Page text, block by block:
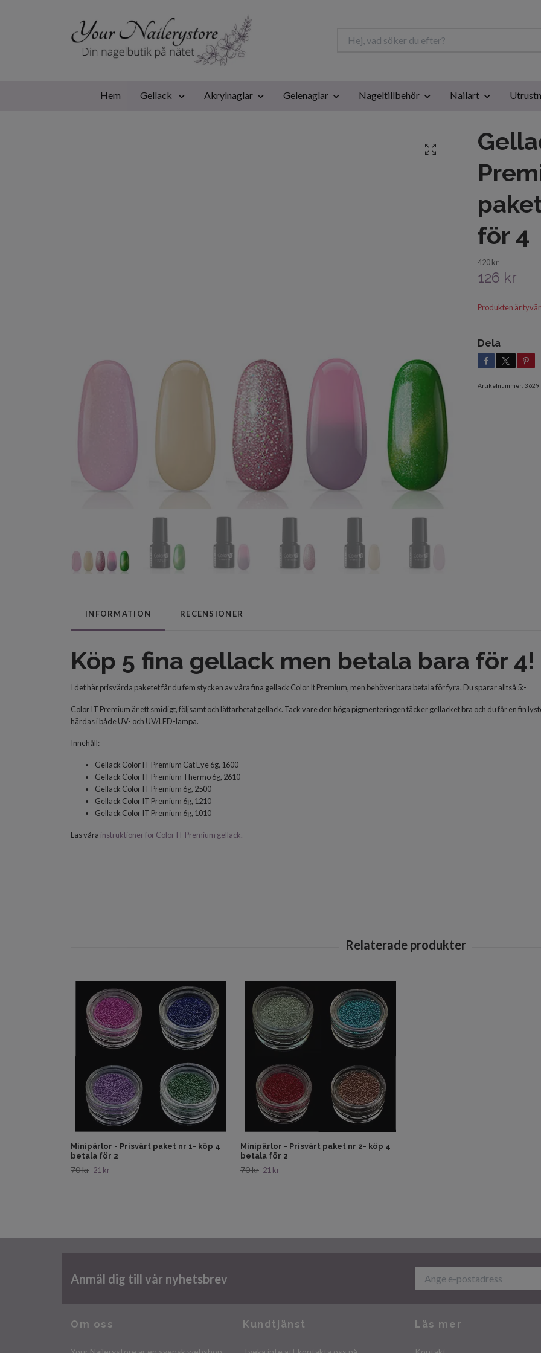
Hem Gellack Akrylnaglar Gelenaglar Nageltillbehör Nailart
för 4
420 kr
126 kr
Produkten är
Dela
Artikelnummer: 3629
INFORMATION RECENSIONER
Köp 5 fina gellack men betala bara för 4!
I det här prisvärda paketet får du fem stycken av våra fina gellack Color It Premium, men behöver bara betala för fyra. Du sparar alltså 5:-
Color IT Premium är ett smidigt, följsamt och lättarbetat gellack. Tack vare den höga pigmenteringen täcker gellacket bra och du får en fin
härdas i både UV- och UV/LED-lampa.
Innehåll:
Gellack Color IT Premium Cat Eye 6g, 1600
Gellack Color IT Premium Thermo 6g, 2610
Gellack Color IT Premium 6g, 2500
Gellack Color IT Premium 6g, 1210
Gellack Color IT Premium 6g, 1010
Läs våra instruktioner för Color IT Premium gellack.
Minipärlor - Prisvärt paket nr 1- köp 4
betala för 2
70 kr 21 kr
Minipärlor - Prisvärt paket nr 2- köp 4
betala för 2
70 kr 21 kr
Anmäl dig till vår nyhetsbrev
Om oss Kundtjänst Läs mer